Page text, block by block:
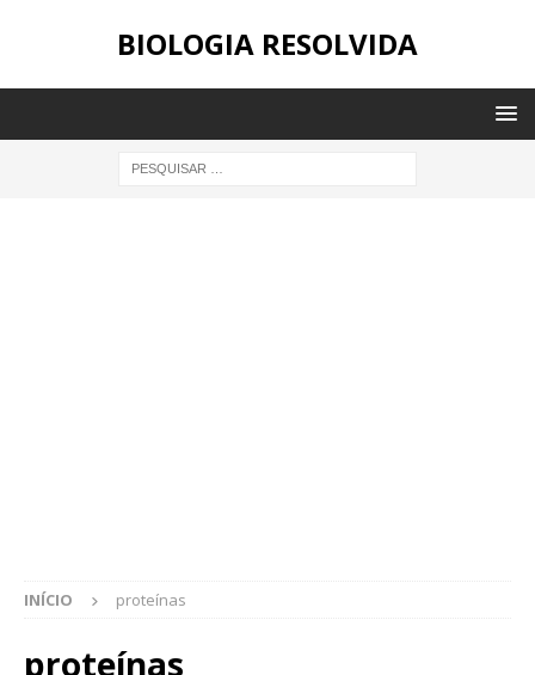
BIOLOGIA RESOLVIDA
INÍCIO proteínas
proteínas